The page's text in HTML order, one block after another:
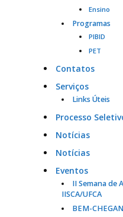
Ensino
Programas
PIBID
PET
Contatos
Serviços
Links Úteis
Processo
Notícias
Notícias
Eventos
II Semana de
IISCA/UFCA
BEM-